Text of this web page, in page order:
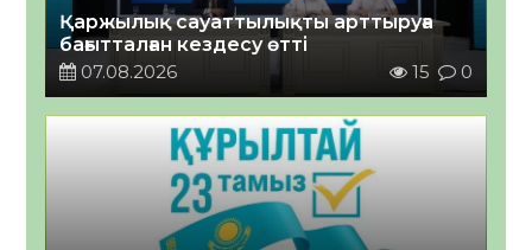
Қаржылық сауаттылықты арттыруға
бағытталған кездесу өтті
07.08.2026
15 0